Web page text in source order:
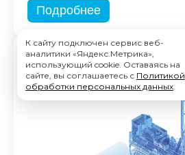
Подробнее
К сайту подключен сервис веб-
аналитики «Яндекс.Метрика»,
использующий cookie. Оставаясь на
сайте, вы соглашаетесь с Политикой
обработки персональных данных.